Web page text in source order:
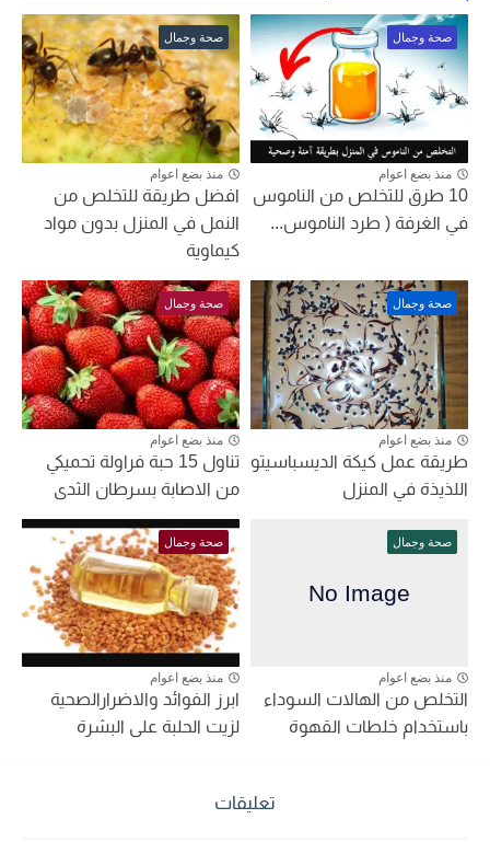
صحة وجمال
منذ بضع اعوام
10 طرق للتخلص من الناموس
في الغرفة ( طرد الناموس...
صحة وجمال
منذ بضع اعوام
افضل طريقة للتخلص من
النمل في المنزل بدون مواد
كيماوية
صحة وجمال
منذ بضع اعوام
طريقة عمل كيكة الديسباسيتو
اللذيذة في المنزل
صحة وجمال
منذ بضع اعوام
تناول 15 حبة فراولة تحميكي
من الاصابة بسرطان الثدى
صحة وجمال
منذ بضع اعوام
التخلص من الهالات السوداء
باستخدام خلطات القهوة
صحة وجمال
منذ بضع اعوام
ابرز الفوائد والاضرارالصحية
لزيت الحلبة على البشرة
تعليقات